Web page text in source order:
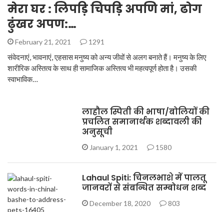
मेरा घर : लिपड़ि चिपड़ि अपणि मां, ढोग
ढुंखर अपण:…
February 21, 2021 1291
संवेदनाएं, भावनाएं, एहसास मनुष्य को अन्य जीवों से अलग बनाते हैं। मनुष्य के लिए
शारीरिक अस्तित्व के साथ ही सामाजिक अस्तित्व भी महत्वपूर्ण होता है। उसकी
स्वाभाविक…
लाहौल स्पिती की भाषा/बोलियों की
प्रचलित समानार्थक शब्दावली की
अनुसूची
January 1, 2021 1580
Lahaul Spiti: चिनलभाशे में पालतू
जानवरों से संबन्धित सम्बोधन शब्द
December 18, 2020 803